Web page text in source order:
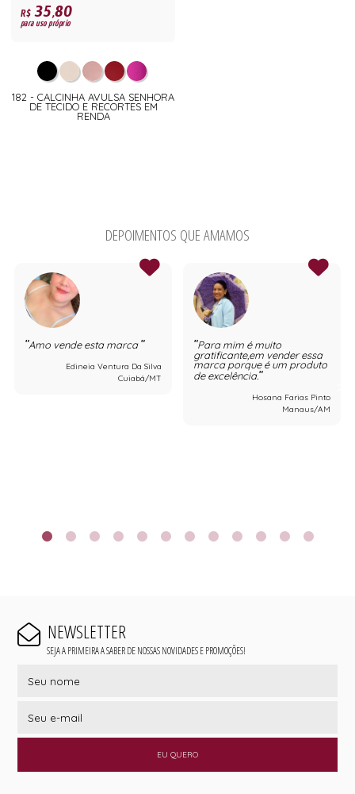
R$35,80
para uso próprio
182 - CALCINHA AVULSA SENHORA
DE TECIDO E RECORTES EM
RENDA
DEPOIMENTOS QUE AMAMOS
Amo vende esta marca
Edineia Ventura Da Silva
Cuiabá/MT
Para mim é muito
gratificante,em vender essa
marca porque é um produto
de excelência.
Hosana Farias Pinto
Manaus/AM
NEWSLETTER
SEJA A PRIMEIRA A SABER DE NOSSAS NOVIDADES E PROMOÇÕES!
EU QUERO